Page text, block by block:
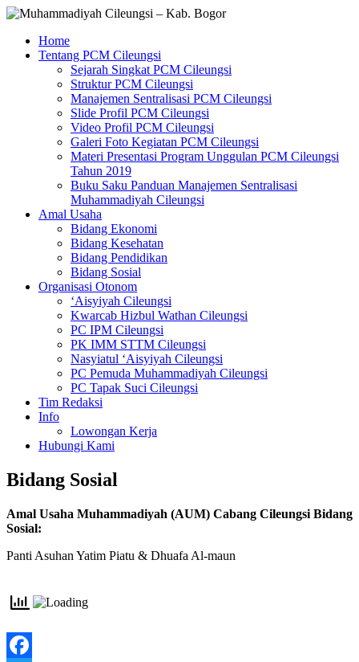
Skip
content
Cileungsi
Muhammadiyah
Home
Tentang PCM Cileungsi
Sejarah Singkat PCM Cileungsi
Struktur PCM Cileungsi
Manajemen Sentralisasi PCM Cileungsi
Slide Profil PCM Cileungsi
Video Profil PCM Cileungsi
Galeri Foto Kegiatan PCM Cileungsi
Materi Presentasi Program Unggulan PCM Cileungsi
Tahun 2019
Buku Saku Panduan Manajemen Sentralisasi
Muhammadiyah Cileungsi
Amal Usaha
Bidang Ekonomi
Bidang Kesehatan
Bidang Pendidikan
Bidang Sosial
Organisasi Otonom
‘Aisyiyah Cileungsi
Kwarcab Hizbul Wathan Cileungsi
PC IPM Cileungsi
PK IMM STTM Cileungsi
Nasyiatul ‘Aisyiyah Cileungsi
PC Pemuda Muhammadiyah Cileungsi
PC Tapak Suci Cileungsi
Tim Redaksi
Info
Lowongan Kerja
Hubungi Kami
Bidang Sosial
Amal Usaha Muhammadiyah (AUM) Cabang Cileungsi Bidang
Sosial:
Panti Asuhan Yatim Piatu & Dhuafa Al-maun